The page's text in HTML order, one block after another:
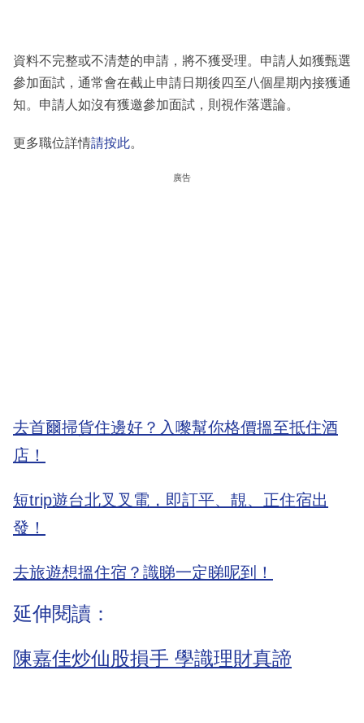
資料不完整或不清楚的申請，將不獲受理。申請人如獲甄選
參加面試，通常會在截止申請日期後四至八個星期內接獲通
知。申請人如沒有獲邀參加面試，則視作落選論。
更多職位詳情請按此。
廣告
去首爾掃貨住邊好？入嚟幫你格價搵至抵住酒
店！
短trip遊台北叉叉電，即訂平、靚、正住宿出
發！
去旅遊想搵住宿？識睇一定睇呢到！
延伸閱讀：
陳嘉佳炒仙股損手 學識理財真諦